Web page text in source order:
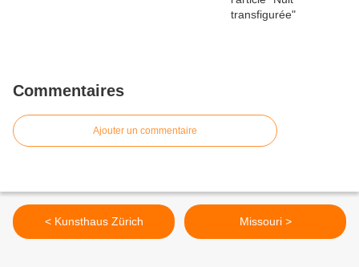
Commentaires
Ajouter un commentaire
< Kunsthaus Zürich Missouri >